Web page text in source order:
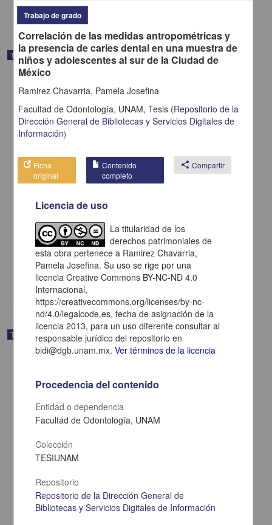
Trabajo de grado
Postura corporal en relación con la clasificación de angle
Reveles Reyes, Perla Aidé
Medicina y Ciencias de la Salud
Trabajo de grado
Aplicaciones odontológicas de células madre de la pulpa dental
Trabajo de grado
Correlación de las medidas antropométricas y
la presencia de caries dental en una muestra de
niños y adolescentes al sur de la Ciudad de
México
Ramirez Chavarria, Pamela Josefina
Facultad de Odontología, UNAM, Tesis (Repositorio de la
Dirección General de Bibliotecas y Servicios Digitales de
Información)
Ficha
original
Contenido
completo
share Compartir
Licencia de uso
La titularidad de los
derechos patrimoniales de
esta obra pertenece a Ramirez Chavarria,
Pamela Josefina. Su uso se rige por una
licencia Creative Commons BY-NC-ND 4.0
Internacional,
https://creativecommons.org/licenses/by-nc-
nd/4.0/legalcode.es, fecha de asignación de la
licencia 2013, para un uso diferente consultar al
responsable jurídico del repositorio en
bidi@dgb.unam.mx.Ver términos de la licencia
Procedencia del contenido
Entidad o dependencia
Facultad de Odontología, UNAM
Colección
TESIUNAM
Repositorio
Repositorio de la Dirección General de
Bibliotecas y Servicios Digitales de Información